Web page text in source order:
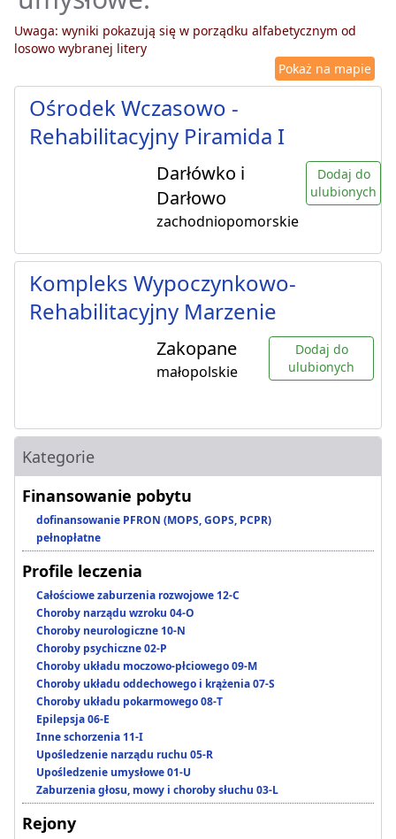
Uwaga: wyniki pokazują się w porządku alfabetycznym od
losowo wybranej litery
Pokaż na mapie
Ośrodek Wczasowo -
Rehabilitacyjny Piramida I
Darłówko i
Darłowo
zachodniopomorskie
Dodaj do
ulubionych
Kompleks Wypoczynkowo-
Rehabilitacyjny Marzenie
Zakopane
małopolskie
Dodaj do
ulubionych
Kategorie
Finansowanie pobytu
dofinansowanie PFRON (MOPS, GOPS, PCPR)
pełnopłatne
Profile leczenia
Całościowe zaburzenia rozwojowe 12-C
Choroby narządu wzroku 04-O
Choroby neurologiczne 10-N
Choroby psychiczne 02-P
Choroby układu moczowo-płciowego 09-M
Choroby układu oddechowego i krążenia 07-S
Choroby układu pokarmowego 08-T
Epilepsja 06-E
Inne schorzenia 11-I
Upośledzenie narządu ruchu 05-R
Upośledzenie umysłowe 01-U
Zaburzenia głosu, mowy i choroby słuchu 03-L
Rejony